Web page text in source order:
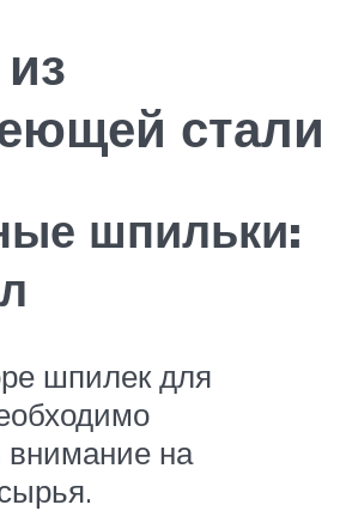
стали
шпильки:
шпилек для
на